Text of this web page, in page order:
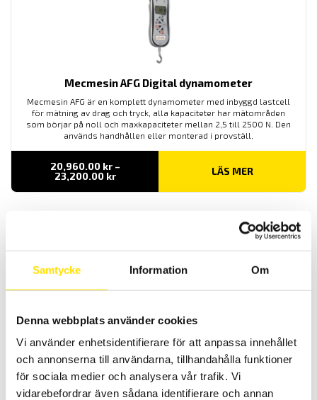
Samtycke Information Om
Denna webbplats använder cookies
Vi använder enhetsidentifierare för att anpassa innehållet
och annonserna till användarna, tillhandahålla funktioner
för sociala medier och analysera vår trafik. Vi
vidarebefordrar även sådana identifierare och annan
Mecmesin AFG Digital dynamometer
Mecmesin AFG är en komplett dynamometer med inbyggd lastcell
för mätning av drag och tryck, alla kapaciteter har mätområden
som börjar på noll och maxkapaciteter mellan 2,5 till 2500 N. Den
används handhållen eller monterad i provställ.
20,960.00 kr –
23,200.00 krPrisintervall:
till
LÄS MER
Alluris FMT-W40 Motoriserad dragprovare för
kabelskor
Alluris FMT-W40 är perfekt för standarderna (EN IEC 60532-2; SAE /
USCAR-21 eller VW-60330) för att bestämma uttagskraften på
kabelskor eller andra anslutningar där det inte krävs mätning av
förlängningen (elongation).